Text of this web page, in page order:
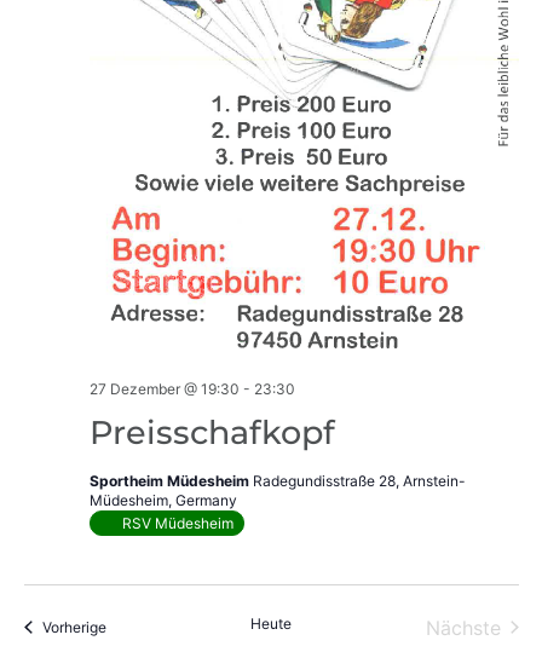
Preisschafkopf
27 Dezember @ 19:30 - 23:30
Sportheim Müdesheim Radegundisstraße 28, Arnstein-
Müdesheim, Germany
RSV Müdesheim
VorherigeVeranstaltungen Heute Nächste